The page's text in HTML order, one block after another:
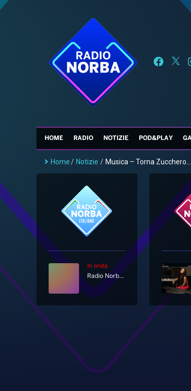
HOME RADIO NOTIZIE POD&PLAY
Home/ Notizie / Musica – Torna Zucchero...
In onda
Radio Norba Italiana